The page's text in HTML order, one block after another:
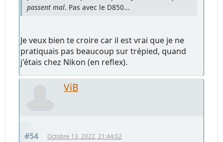
passent mal. Pas avec le D850...
Je veux bien te croire car il est vrai que je ne
pratiquais pas beaucoup sur trépied, quand
j'étais chez Nikon (en reflex).
ViB
#54 Octobre 13, 2022, 21:44:02